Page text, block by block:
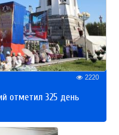
2220
отметил 325 день